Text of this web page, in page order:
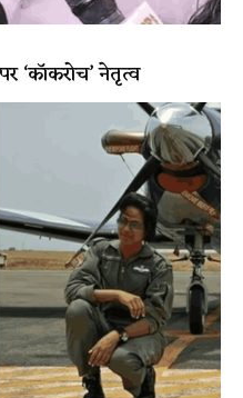
‘कॉकरोच’ नेतृत्व